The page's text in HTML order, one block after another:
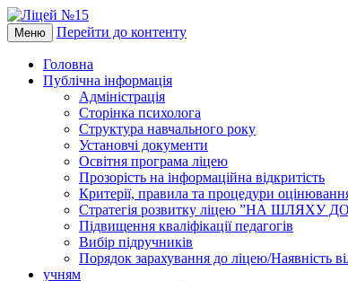
Меню Перейти до контенту
Головна
Публічна інформація
Адміністрація
Сторінка психолога
Структура навчального року
Установчі документи
Освітня програма ліцею
Прозорість на інформаційна відкритість
Критерії, правила та процедури
Стратегія розвитку ліцею ”НА
Підвищення кваліфікації педагогів
Вибір підручників
Порядок зарахування до ліцею/Наявність
учням